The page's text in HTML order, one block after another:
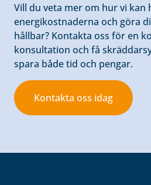
Vill du veta mer om hur vi kan
energikostnaderna och göra
hållbar? Kontakta oss för en
konsultation och få
spara både tid och pengar.
Kontakta oss idag